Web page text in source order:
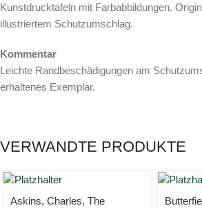
Kunstdrucktafeln mit Farbabbildungen.
illustriertem Schutzumschlag.
Kommentar
Leichte Randbeschädigungen am
erhaltenes Exemplar.
VERWANDTE PRODUKTE
Askins, Charles, The